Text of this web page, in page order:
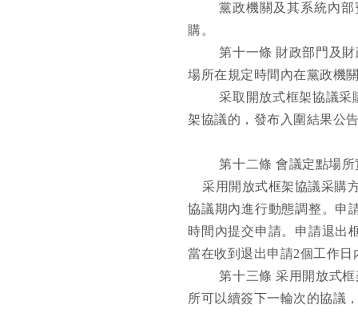
黨政機關及其系統內
購。
第十一條 財政部門及
場所在規定時間內在黨政機
采取開放式框架協議采
架協議的，發布入圍結果公
第十二條會議定點場
采用開放式框架協議采購
協議期內進行動態調整。申
時間內提交申請。申請退出
當在收到退出申請2個工作日
第十三條 采用開放式
所可以續簽下一輪次的協議